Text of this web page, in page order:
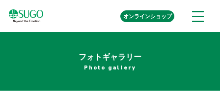
メ
オンラインショップ外
部
フォトギャラリー
Photo gallery